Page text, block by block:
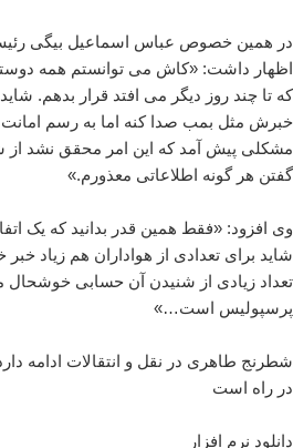
در همین خصوص عباس اسماعیل بیگی
اظهار داشت: «کاش می توانستم همه
که تا چند روز دیگر می افتد قرار بدهم.
خبرش مثل بمب صدا کنه اما به رسم امانت
مشکلی پیش آمد که این امر محقق نشد از
گفتن هر گونه اطلاعاتی معذورم.»
وی افزود: «فقط همین قدر بدانید که یک
شاید برای تعدادی از هواداران هم زیاد
تعداد زیادی از شنیدن آن حسابی خوشحال
پرسپولیس است…»
شطرنج طاهری در نقل و انتقالات ادامه
در راه است
دانلود نرم افزار